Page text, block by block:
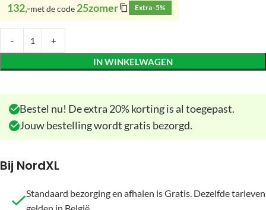
132,-met de code 25zomer Extra -5%
IN WINKELWAGEN
Bestel nu! De extra 20% korting is al toegepast.
Jouw bestelling wordt gratis bezorgd.
Bij NordXL
Standaard bezorging en afhalen is Gratis. Dezelfde tarieven